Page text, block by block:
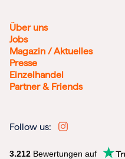
Über uns
Jobs
Magazin / Aktuelles
Presse
Einzelhandel
Partner & Friends
Follow us:
3.212 Bewertungen auf